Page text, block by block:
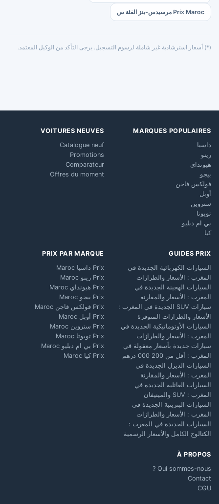
Prix Maroc مرسيدس-بنز الفئة س
(*) أسعار استرشادية غير شاملة لرسوم التسجيل. يرجى التأكد من الوكيل المعتمد.
MARQUES POPULAIRES
داسيا
رينو
هيونداي
بيجو
فولكس فاجن
أوبل
ستروين
تويوتا
بي ام دبليو
كيا
VOITURES NEUVES
Catalogue neuf
Promotions
Comparateur
Offres du moment
GUIDES PRIX
السيارات الكهربائية الجديدة في
المغرب : الأسعار والطرازات
السيارات الهجينة الجديدة في
المغرب : الأسعار والمقارنة
سيارات SUV الجديدة في المغرب :
الأسعار والطرازات المتوفرة
السيارات الأوتوماتيكية الجديدة في
المغرب : الأسعار والطرازات
سيارات جديدة بأسعار معقولة في
المغرب : أقل من 200 000 درهم
السيارات الديزل الجديدة في
المغرب : الأسعار والمقارنة
السيارات العائلية الجديدة في
المغرب : SUV والمينيفان
السيارات البنزينية الجديدة في
المغرب : الأسعار والطرازات
السيارات الجديدة في المغرب :
الكتالوج الكامل والأسعار الرسمية
PRIX PAR MARQUE
Prix داسيا Maroc
Prix رينو Maroc
Prix هيونداي Maroc
Prix بيجو Maroc
Prix فولكس فاجن Maroc
Prix أوبل Maroc
Prix ستروين Maroc
Prix تويوتا Maroc
Prix بي ام دبليو Maroc
Prix كيا Maroc
À PROPOS
Qui sommes-nous ?
Contact
CGU